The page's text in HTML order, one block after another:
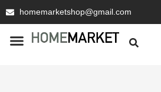
homemarketshop@gmail.com